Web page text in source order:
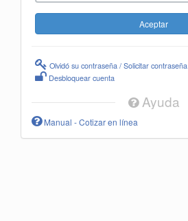
Olvidó su contraseña / Solicitar contraseña
Desbloquear cuenta
Ayuda
Manual - Cotizar en línea